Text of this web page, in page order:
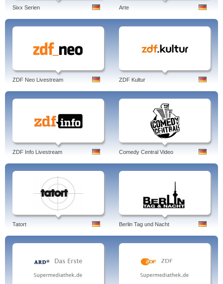
Sixx Serien Arte
ZDF Neo Livestream ZDF Kultur
ZDF Info Livestream Comedy Central Video
Tatort Berlin Tag und Nacht